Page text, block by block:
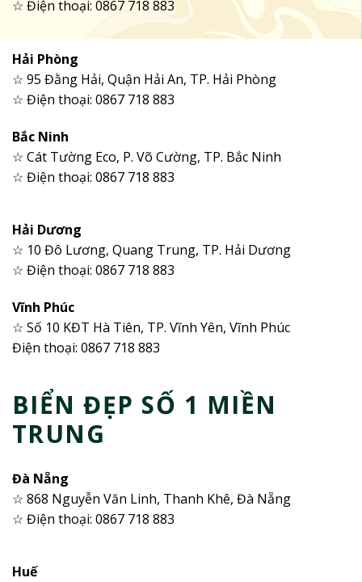
☆ Điện thoại: 0867 718 883
Hải Phòng
☆ 95 Đằng Hải, Quận Hải An, TP. Hải Phòng
☆ Điện thoại: 0867 718 883
Bắc Ninh
☆ Cát Tường Eco, P. Võ Cường, TP. Bắc Ninh
☆ Điện thoại: 0867 718 883
Hải Dương
☆ 10 Đô Lương, Quang Trung, TP. Hải Dương
☆ Điện thoại: 0867 718 883
Vĩnh Phúc
☆ Số 10 KĐT Hà Tiên, TP. Vĩnh Yên, Vĩnh Phúc
Điện thoại: 0867 718 883
BIỂN ĐẸP SỐ 1 MIỀN
TRUNG
Đà Nẵng
☆ 868 Nguyễn Văn Linh, Thanh Khê, Đà Nẵng
☆ Điện thoại: 0867 718 883
Huế